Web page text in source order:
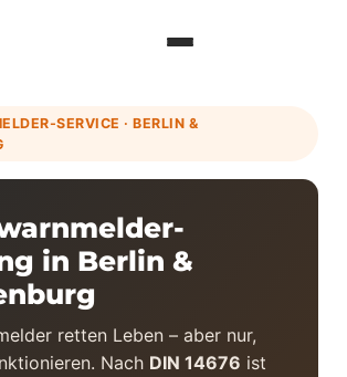
SERVICE · BERLIN &
in Berlin &
retten Leben – aber nur,
Nach DIN 14676 ist